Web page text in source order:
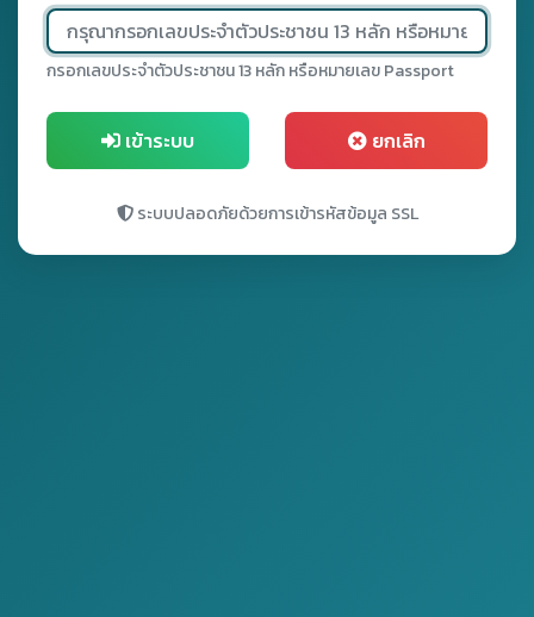
กรอกเลขประจำตัวประชาชน 13 หลัก หรือหมายเลข Passport
เข้าระบบ ยกเลิก
ระบบปลอดภัยด้วยการเข้ารหัสข้อมูล SSL